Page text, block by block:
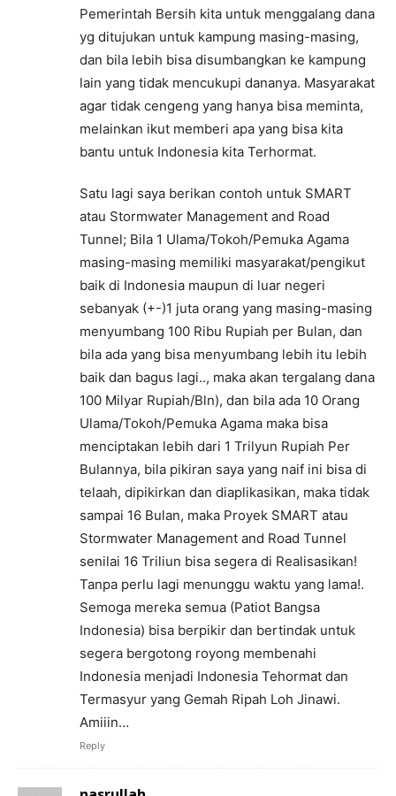
Pemerintah Bersih kita untuk menggalang dana
yg ditujukan untuk kampung masing-masing,
dan bila lebih bisa disumbangkan ke kampung
lain yang tidak mencukupi dananya. Masyarakat
agar tidak cengeng yang hanya bisa meminta,
melainkan ikut memberi apa yang bisa kita
bantu untuk Indonesia kita Terhormat.
Satu lagi saya berikan contoh untuk SMART
atau Stormwater Management and Road
Tunnel; Bila 1 Ulama/Tokoh/Pemuka Agama
masing-masing memiliki masyarakat/pengikut
baik di Indonesia maupun di luar negeri
sebanyak (+-)1 juta orang yang masing-masing
menyumbang 100 Ribu Rupiah per Bulan, dan
bila ada yang bisa menyumbang lebih itu lebih
baik dan bagus lagi.., maka akan tergalang dana
100 Milyar Rupiah/Bln), dan bila ada 10 Orang
Ulama/Tokoh/Pemuka Agama maka bisa
menciptakan lebih dari 1 Trilyun Rupiah Per
Bulannya, bila pikiran saya yang naif ini bisa di
telaah, dipikirkan dan diaplikasikan, maka tidak
sampai 16 Bulan, maka Proyek SMART atau
Stormwater Management and Road Tunnel
senilai 16 Triliun bisa segera di Realisasikan!
Tanpa perlu lagi menunggu waktu yang lama!.
Semoga mereka semua (Patiot Bangsa
Indonesia) bisa berpikir dan bertindak untuk
segera bergotong royong membenahi
Indonesia menjadi Indonesia Tehormat dan
Termasyur yang Gemah Ripah Loh Jinawi.
Amiiin…
Reply